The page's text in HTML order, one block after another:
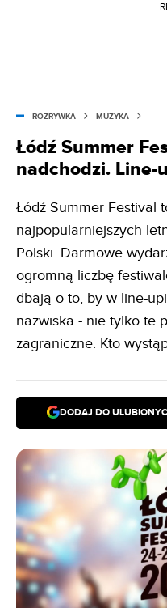
ROZRYWKA MUZYKA
Łódź Summer
nadchodzi. Line-
Łódź Summer Festival
najpopularniejszych
Polski. Darmowe
ogromną liczbę
dbają o to, by w line-
nazwiska - nie tylko te
zagraniczne. Kto
DODAJ DO